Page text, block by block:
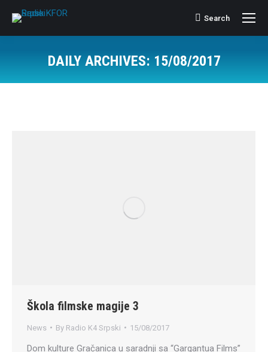
Search:
Search
DAILY ARCHIVES: 15/08/2017
Škola filmske magije 3
News By Radio K4 Srpski 15/08/2017
Dom kulture Gračanica u saradnji sa “Gargantua Films”